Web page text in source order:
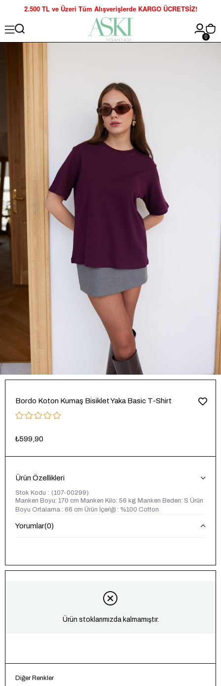
2.500 TL ve Üzeri Tüm Alışverişlerde KARGO ÜCRETSİZ!
0
Bordo Koton Kumaş Bisiklet Yaka Basic T-Shirt
₺599,90
Ürün Özellikleri
Stok Kodu
(107-00299)
Manken Boyu: 170 cm Manken Kilo: 56 kg Manken Beden: S Ürün
Boyu Ortalama : 66 cm Ürün İçeriği : %100 Cotton
Yorumlar(0)
Ürün stoklarımızda kalmamıştır.
Diğer Renkler